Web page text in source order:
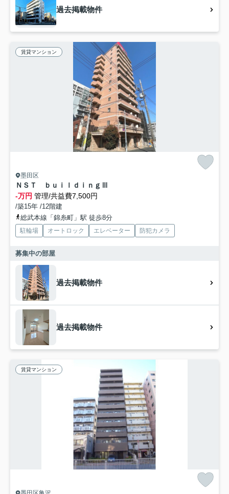
過去掲載物件
賃貸マンション
墨田区
ＮＳＴ ｂｕｉｌｄｉｎｇⅢ
-万円 管理/共益費7,500円
/築15年 /12階建
総武本線「錦糸町」駅 徒歩8分
駐輪場 オートロック エレベーター 防犯カメラ
募集中の部屋
過去掲載物件
過去掲載物件
賃貸マンション